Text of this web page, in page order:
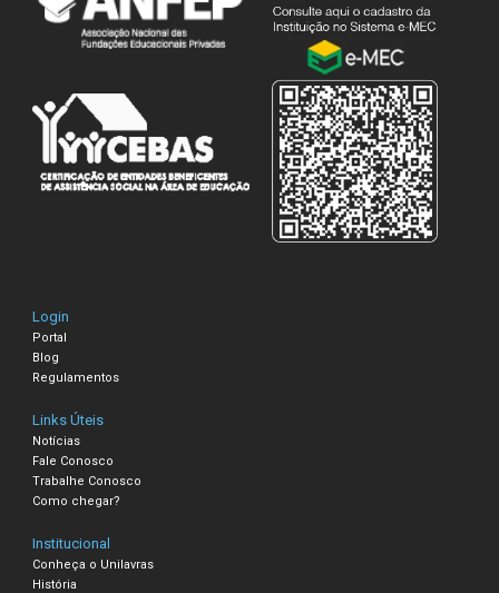
Login
Portal
Blog
Regulamentos
Links Úteis
Notícias
Fale Conosco
Trabalhe Conosco
Como chegar?
Institucional
Conheça o Unilavras
História